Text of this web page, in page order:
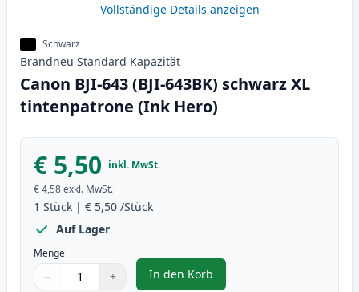
Vollständige Details anzeigen
Schwarz
Brandneu Standard Kapazität
Canon BJI-643 (BJI-643BK) schwarz XL
tintenpatrone (Ink Hero)
€ 5,50 inkl. MwSt.
€ 4,58exkl. MwSt.
1 Stück | € 5,50 /Stück
Auf Lager
Menge
Verwenden Sie die Tasten, um anzupassen
− +
1
In den Korb
, Canon BJI-643 (BJI-643BK)